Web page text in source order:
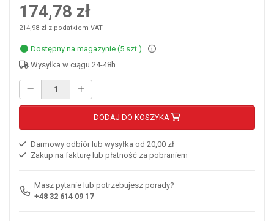
174,78 zł
214,98 zł z podatkiem VAT
Dostępny na magazynie (5 szt.)
Wysyłka w ciągu 24-48h
DODAJ DO KOSZYKA
Darmowy odbiór lub wysyłka od 20,00 zł
Zakup na fakturę lub płatność za pobraniem
Masz pytanie lub potrzebujesz porady?
+48 32 614 09 17